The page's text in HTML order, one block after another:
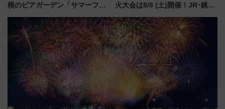
模のビアガーデン「サマーフェ
7/24-26開催！ 有料席はJRE
MALLで予約可能
火大会は8/8 (土)開催！JR･銚子
報、利根川に咲く8,000発の大迫
力＆屋台を満喫